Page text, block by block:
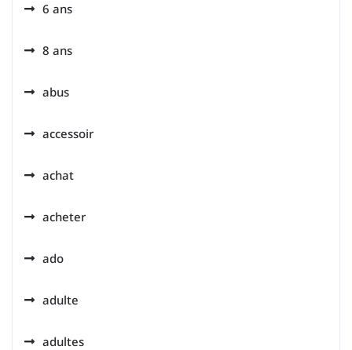
6 ans
8 ans
abus
accessoir
achat
acheter
ado
adulte
adultes